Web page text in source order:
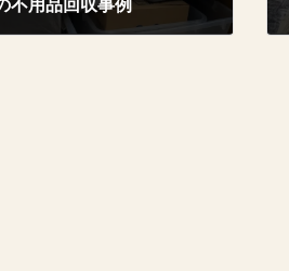
不用品回収事例